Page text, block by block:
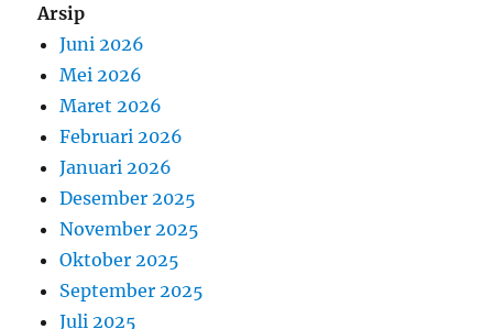
Arsip
Juni 2026
Mei 2026
Maret 2026
Februari 2026
Januari 2026
Desember 2025
November 2025
Oktober 2025
September 2025
Juli 2025